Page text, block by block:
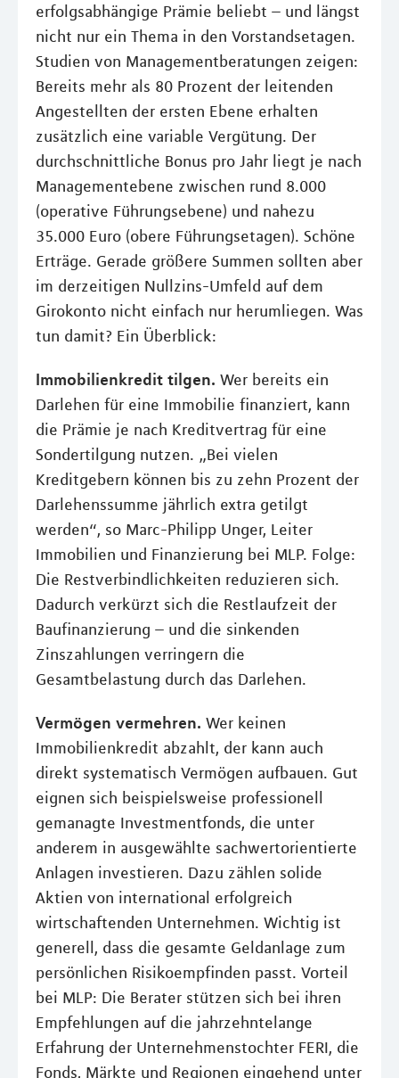
erfolgsabhängige Prämie beliebt – und längst
nicht nur ein Thema in den Vorstandsetagen.
Studien von Managementberatungen zeigen:
Bereits mehr als 80 Prozent der leitenden
Angestellten der ersten Ebene erhalten
zusätzlich eine variable Vergütung. Der
durchschnittliche Bonus pro Jahr liegt je nach
Managementebene zwischen rund 8.000
(operative Führungsebene) und nahezu
35.000 Euro (obere Führungsetagen). Schöne
Erträge. Gerade größere Summen sollten aber
im derzeitigen Nullzins-Umfeld auf dem
Girokonto nicht einfach nur herumliegen. Was
tun damit? Ein Überblick:
Immobilienkredit tilgen. Wer bereits ein
Darlehen für eine Immobilie finanziert, kann
die Prämie je nach Kreditvertrag für eine
Sondertilgung nutzen. „Bei vielen
Kreditgebern können bis zu zehn Prozent der
Darlehenssumme jährlich extra getilgt
werden“, so Marc-Philipp Unger, Leiter
Immobilien und Finanzierung bei MLP. Folge:
Die Restverbindlichkeiten reduzieren sich.
Dadurch verkürzt sich die Restlaufzeit der
Baufinanzierung – und die sinkenden
Zinszahlungen verringern die
Gesamtbelastung durch das Darlehen.
Vermögen vermehren. Wer keinen
Immobilienkredit abzahlt, der kann auch
direkt systematisch Vermögen aufbauen. Gut
eignen sich beispielsweise professionell
gemanagte Investmentfonds, die unter
anderem in ausgewählte sachwertorientierte
Anlagen investieren. Dazu zählen solide
Aktien von international erfolgreich
wirtschaftenden Unternehmen. Wichtig ist
generell, dass die gesamte Geldanlage zum
persönlichen Risikoempfinden passt. Vorteil
bei MLP: Die Berater stützen sich bei ihren
Empfehlungen auf die jahrzehntelange
Erfahrung der Unternehmenstochter FERI, die
Fonds, Märkte und Regionen eingehend unter